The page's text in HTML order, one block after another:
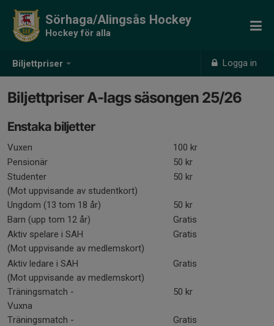
Biljettpriser Logga in
Sörhaga/Alingsås Hockey
Hockey för alla
Biljettpriser A-lags säsongen 25/26
Enstaka biljetter
Vuxen
100 kr
Pensionär
50 kr
Studenter
(Mot uppvisande av studentkort)
50 kr
Ungdom (13 tom 18 år)
50 kr
Barn (upp tom 12 år)
Gratis
Aktiv spelare i SAH
(Mot uppvisande av medlemskort)
Gratis
Aktiv ledare i SAH
(Mot uppvisande av medlemskort)
Gratis
Träningsmatch -
Vuxna
50 kr
Träningsmatch -
Gratis